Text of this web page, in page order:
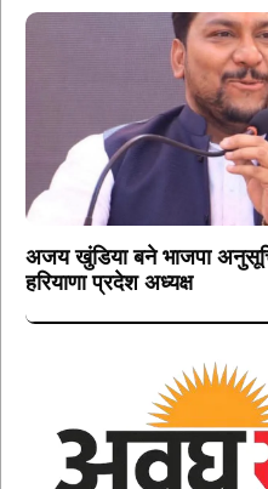
अजय खुंडिया बने भाजपा
हरियाणा प्रदेश अध्यक्ष